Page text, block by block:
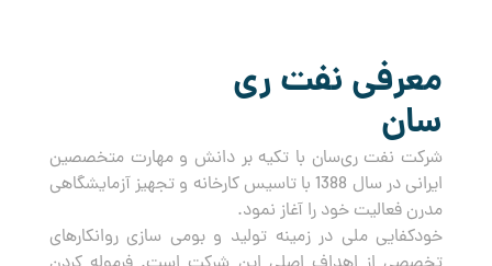
معرفی نفت ری
سان
شرکت نفت ری‌سان با تکیه بر دانش و مهارت متخصصین
ایرانی در سال 1388 با تاسیس کارخانه و تجهیز آزمایشگاهی
مدرن فعالیت خود را آغاز نمود.
خودکفایی ملی در زمینه تولید و بومی سازی روانکارهای